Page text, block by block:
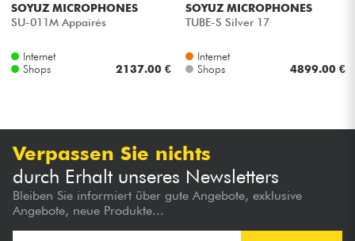
Live-Sound
Blasinstrumente
Violinen & Quartett
SOYUZ MICROPHONES
SU-011M Appairés
Internet
Shops
2137.00 €
SOYUZ MICROPHONES
TUBE-S Silver 17
Internet
Shops
4899.00 €
Verpassen Sie nichts
durch Erhalt unseres Newsletters
Bleiben Sie informiert über gute Angebote, exklusive
Angebote, neue Produkte...